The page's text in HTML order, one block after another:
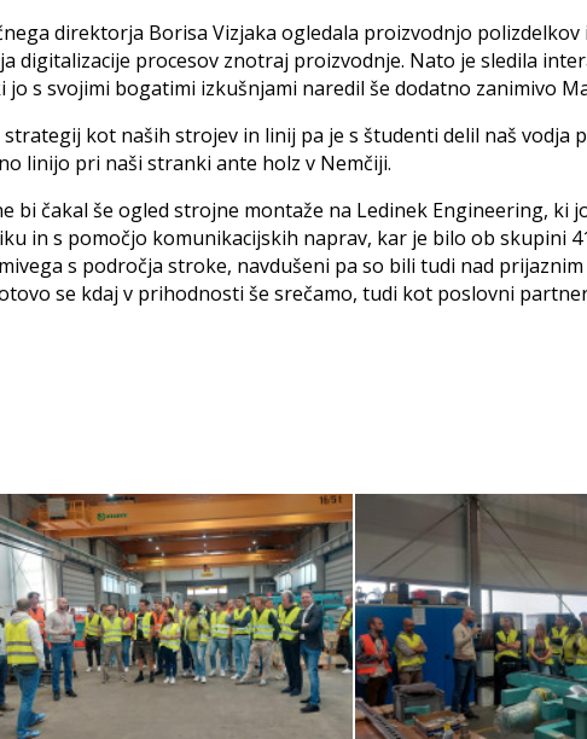
Sistemi transportnega
Sistemi za povezovanje
Ovojni stroj
Sistemi za prekrivanje s
direktorja Borisa Vizjaka ogledala proizvodnjo
digitalizacije procesov znotraj proizvodnje. Nato je sledila
s svojimi bogatimi izkušnjami naredil še dodatno zanimivo
kot naših strojev in linij pa je s študenti delil naš vodja
linijo pri naši stranki ante holz v Nemčiji.
bi čakal še ogled strojne montaže na Ledinek Engineering, ki
in s pomočjo komunikacijskih naprav, kar je bilo ob skupini
s področja stroke, navdušeni pa so bili tudi nad
se kdaj v prihodnosti še srečamo, tudi kot poslovni